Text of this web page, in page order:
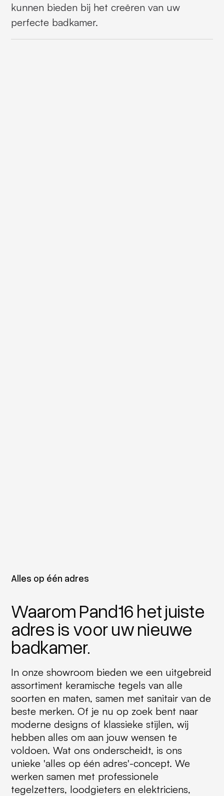
kunnen bieden bij het creëren van uw
perfecte badkamer.
Alles op één adres
Waarom Pand16 het juiste
adres is voor uw nieuwe
badkamer.
In onze showroom bieden we een uitgebreid
assortiment keramische tegels van alle
soorten en maten, samen met sanitair van de
beste merken. Of je nu op zoek bent naar
moderne designs of klassieke stijlen, wij
hebben alles om aan jouw wensen te
voldoen. Wat ons onderscheidt, is ons
unieke 'alles op één adres'-concept. We
werken samen met professionele
tegelzetters, loodgieters en elektriciens,